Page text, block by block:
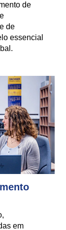
de
de
essencial
em